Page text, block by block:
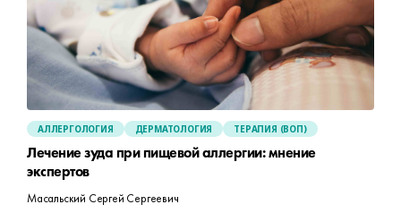
АЛЛЕРГОЛОГИЯ ДЕРМАТОЛОГИЯ ТЕРАПИЯ (ВОП)
Лечение зуда при пищевой аллергии: мнение
экспертов
Масальский Сергей Сергеевич